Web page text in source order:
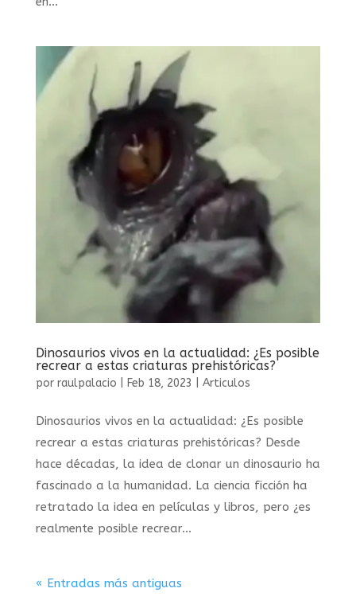
Dinosaurios vivos en la actualidad: ¿Es posible
recrear a estas criaturas prehistóricas?
por raulpalacio Feb 18, 2023 Articulos
Dinosaurios vivos en la actualidad: ¿Es posible
recrear a estas criaturas prehistóricas? Desde
hace décadas, la idea de clonar un dinosaurio ha
fascinado a la humanidad. La ciencia ficción ha
retratado la idea en películas y libros, pero ¿es
realmente posible recrear...
« Entradas más antiguas